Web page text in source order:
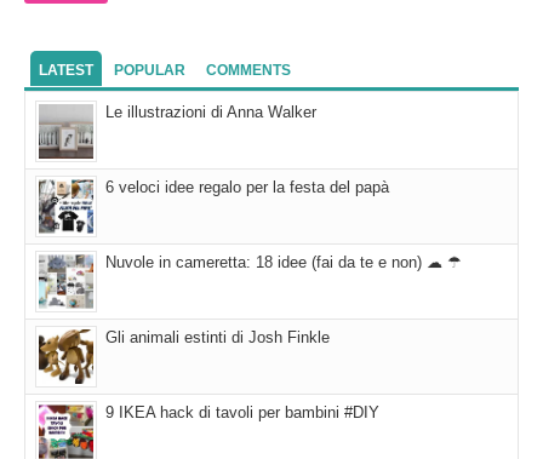
LATEST POPULAR COMMENTS
Le illustrazioni di Anna Walker
6 veloci idee regalo per la festa del papà
Nuvole in cameretta: 18 idee (fai da te e non) ☁ ☂
Gli animali estinti di Josh Finkle
9 IKEA hack di tavoli per bambini #DIY